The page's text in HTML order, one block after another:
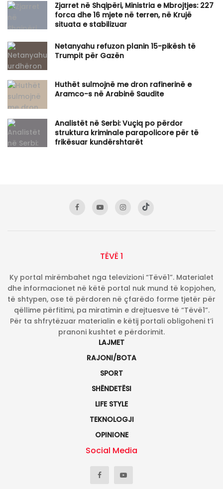
Zjarret në Shqipëri, Ministria e Mbrojtjes: 227
forca dhe 16 mjete në terren, në Krujë
situata e stabilizuar
Netanyahu refuzon planin 15-pikësh të
Trumpit për Gazën
Huthët sulmojnë me dron rafinerinë e
Aramco-s në Arabinë Saudite
Analistët në Serbi: Vuçiq po përdor
struktura kriminale parapolicore për të
frikësuar kundërshtarët
TËVË 1
Ky portal mirëmbahet nga televizioni “Tëvë1”. Materialet
dhe informacionet në këtë portal nuk mund të kopjohen,
të shtypen, ose të përdoren në çfarëdo forme tjetër për
qëllime përfitimi, pa miratimin e drejtuesve të “Tëvë1”.
Për ta shfrytëzuar materialin e këtij portali obligoheni t’i
pranoni kushtet e përdorimit.
LAJMET
RAJONI/BOTA
SPORT
SHËNDETËSI
LIFE STYLE
TEKNOLOGJI
OPINIONE
Social Media